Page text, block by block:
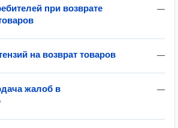
—
при возврате
—
на возврат товаров
—
жалоб в